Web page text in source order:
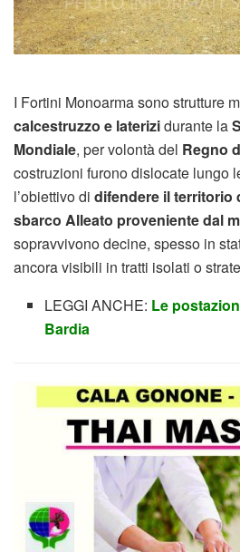
I Fortini Monoarma sono strutture
calcestruzzo e laterizidurante la
Mondiale, per volontà del Regno
costruzioni furono dislocate lungo
l’obiettivo di difendere il territorio
sbarco Alleato proveniente dal
sopravvivono decine, spesso in
ancora visibili in tratti isolati o
LEGGI ANCHE: Le
Bardia